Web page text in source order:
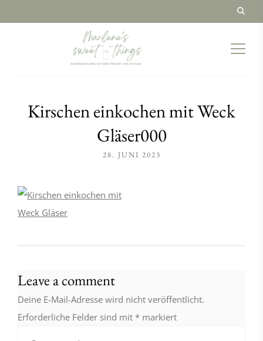
Kirschen einkochen mit Weck
Gläser000
28. JUNI 2023
Leave a comment
Deine E-Mail-Adresse wird nicht veröffentlicht.
Erforderliche Felder sind mit * markiert